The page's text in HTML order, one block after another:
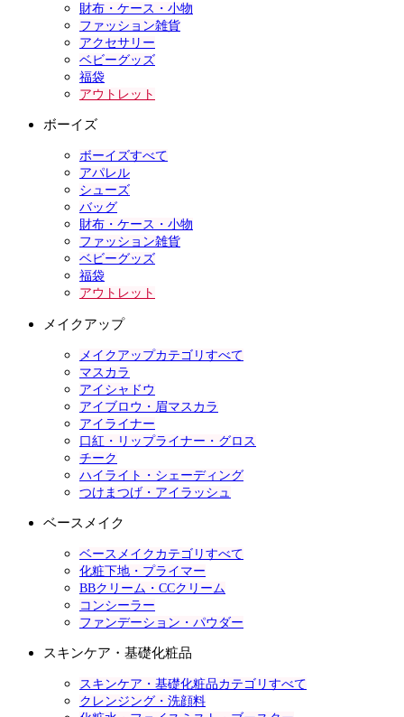
財布・ケース・小物
ファッション雑貨
アクセサリー
ベビーグッズ
福袋
アウトレット
ボーイズ
ボーイズすべて
アパレル
シューズ
バッグ
財布・ケース・小物
ファッション雑貨
ベビーグッズ
福袋
アウトレット
メイクアップ
メイクアップカテゴリすべて
マスカラ
アイシャドウ
アイブロウ・眉マスカラ
アイライナー
口紅・リップライナー・グロス
チーク
ハイライト・シェーディング
つけまつげ・アイラッシュ
ベースメイク
ベースメイクカテゴリすべて
化粧下地・プライマー
BBクリーム・CCクリーム
コンシーラー
ファンデーション・パウダー
スキンケア・基礎化粧品
スキンケア・基礎化粧品カテゴリすべて
クレンジング・洗顔料